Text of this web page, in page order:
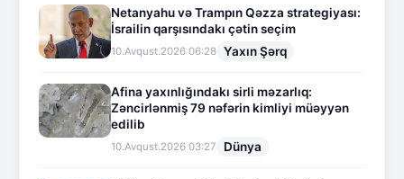
Netanyahu və Trampın Qəzza strategiyası:
İsrailin qarşısındakı çətin seçim
10.Avqust.2026 06:28 Yaxın Şərq
Afina yaxınlığındakı sirli məzarlıq:
Zəncirlənmiş 79 nəfərin kimliyi müəyyən
edilib
10.Avqust.2026 03:27 Dünya